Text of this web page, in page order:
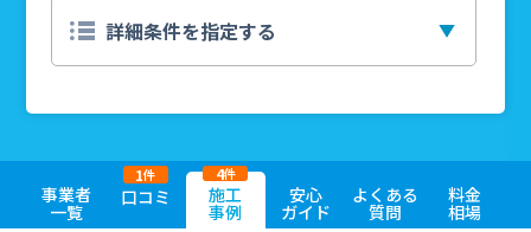
事業者
一覧
口コミ
1件
施工
事例
4件
安心
ガイド
よくある
質問
料金
相場